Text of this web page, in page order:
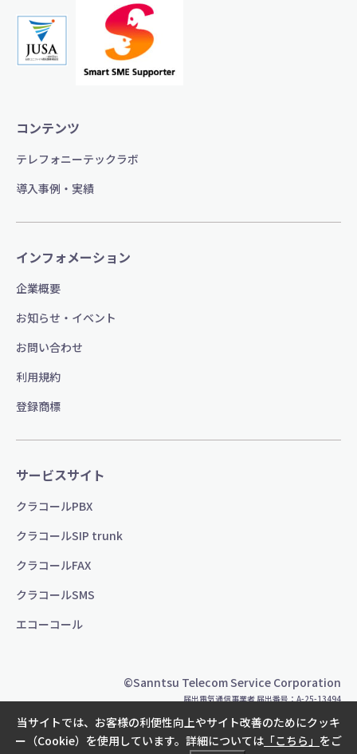
コンテンツ
テレフォニーテックラボ
導入事例・実績
インフォメーション
企業概要
お知らせ・イベント
お問い合わせ
利用規約
登録商標
サービスサイト
クラコールPBX
クラコールSIP trunk
クラコールFAX
クラコールSMS
エコーコール
©Sanntsu Telecom Service Corporation
届出電気通信事業者 届出番号：A-25-13494
当サイトでは、お客様の利便性向上やサイト改善のためにクッキ
ー（Cookie）を使用しています。詳細については 「こちら」 をご